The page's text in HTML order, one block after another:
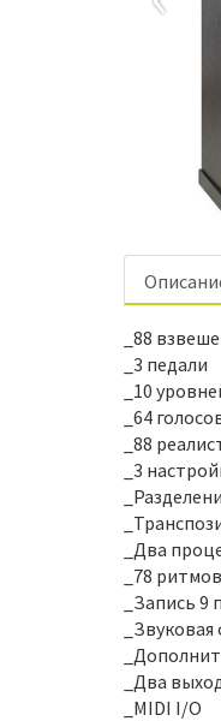
_88
_3 педали
_10
_64
_88
_3
_Два
_78
_Запись
_Два
_MIDI I/O